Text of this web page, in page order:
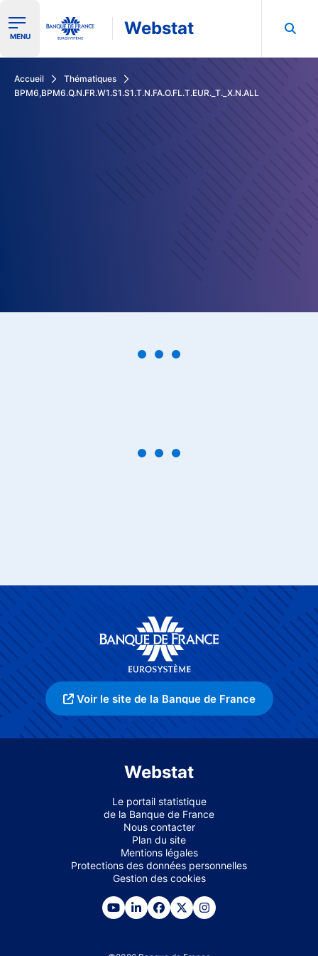
Ouvrir le menu de navigation
MENU Webstat
Accueil
Thématiques
BPM6,BPM6.Q.N.FR.W1.S1.S1.T.N.FA.O.FL.T.EUR._T._X.N.ALL
Voir le site de la Banque de France
Webstat
Le portail statistique
de la Banque de France
Nous contacter
Plan du site
Mentions légales
Protections des données personnelles
Gestion des cookies